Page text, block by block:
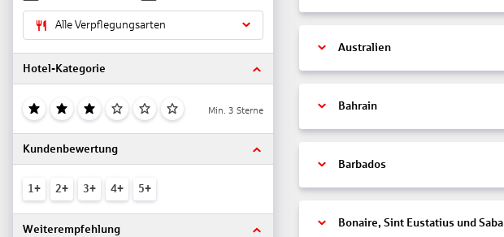
Alle Verpflegungsarten
Hotel-Kategorie
Min. 3 Sterne
Kundenbewertung
1+ 2+ 3+ 4+ 5+
Weiterempfehlung
Australien
Bahrain
Barbados
Bonaire, Sint Eustatius und Saba